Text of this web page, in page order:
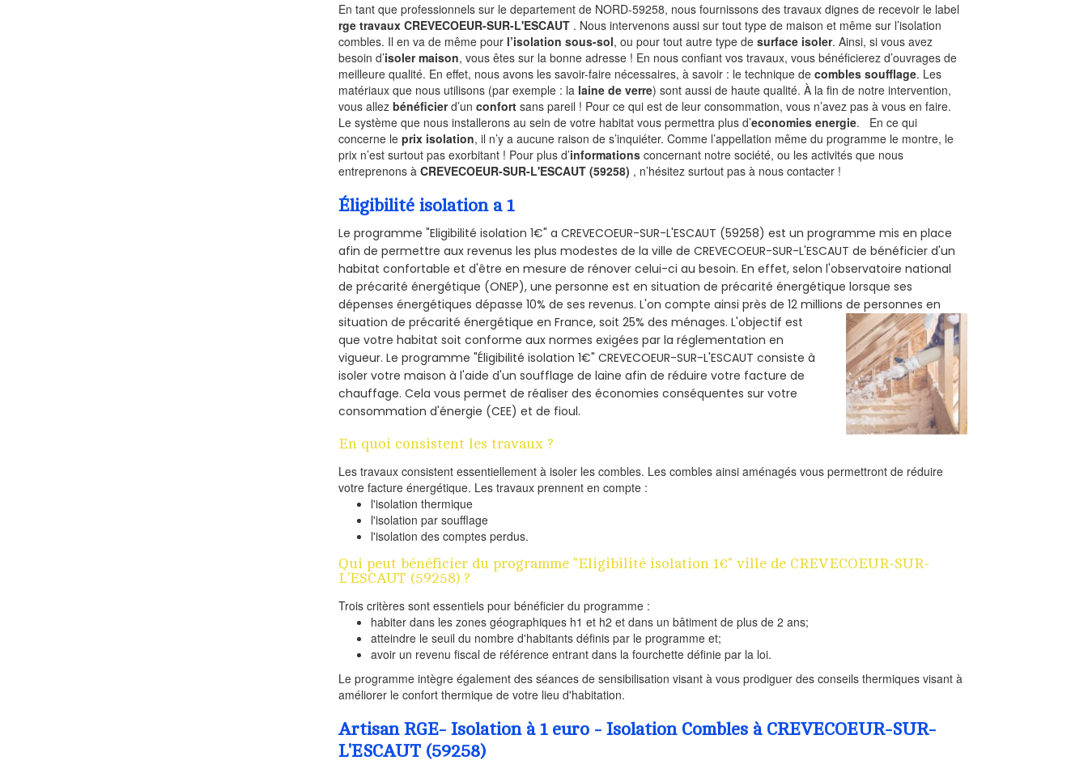
En tant que professionnels sur le departement de NORD-59258, nous fournissons des travaux dignes de recevoir le label
rge travaux CREVECOEUR-SUR-L'ESCAUT . Nous intervenons aussi sur tout type de maison et même sur l’isolation
combles. Il en va de même pour l’isolation sous-sol, ou pour tout autre type desurface isoler. Ainsi, si vous avez
besoin d’isoler maison, vous êtes sur la bonne adresse ! En nous confiant vos travaux, vous bénéficierez d’ouvrages de
meilleure qualité. En effet, nous avons les savoir-faire nécessaires, à savoir : le technique decombles soufflage. Les
matériaux que nous utilisons (par exemple : la laine de verre) sont aussi de haute qualité. À la fin de notre intervention,
vous allezbénéficierd’unconfort sans pareil ! Pour ce qui est de leur consommation, vous n’avez pas à vous en faire.
Le système que nous installerons au sein de votre habitat vous permettra plus d’economies energie. En ce qui
concerne leprix isolation, il n’y a aucune raison de s’inquiéter. Comme l’appellation même du programme le montre, le
prix n’est surtout pas exorbitant ! Pour plus d’informations concernant notre société, ou les activités que nous
entreprenons àCREVECOEUR-SUR-L'ESCAUT (59258) , n’hésitez surtout pas à nous contacter !
Éligibilité isolation a 1
Le programme "Eligibilité isolation 1€" a CREVECOEUR-SUR-L'ESCAUT (59258) est un programme mis en place
afin de permettre aux revenus les plus modestes de la ville de CREVECOEUR-SUR-L'ESCAUT de bénéficier d'un
habitat confortable et d'être en mesure de rénover celui-ci au besoin. En effet, selon l'observatoire national
de précarité énergétique (ONEP), une personne est en situation de précarité énergétique lorsque ses
dépenses énergétiques dépasse 10% de ses revenus. L'on compte ainsi près de 12 millions de personnes en
situation de précarité énergétique en France, soit 25% des ménages.L'objectif est
que votre habitat soit conforme aux normes exigées par la réglementation en
vigueur. Le programme "Éligibilité isolation 1€" CREVECOEUR-SUR-L'ESCAUT consiste à
isoler votre maison à l'aide d'un soufflage de laine afin de réduire votre facture de
chauffage. Cela vous permet de réaliser des économies conséquentes sur votre
consommation d'énergie (CEE) et de fioul.
En quoi consistent les travaux ?
Les travaux consistent essentiellement à isoler les combles. Les combles ainsi aménagés vous permettront de réduire
votre facture énergétique. Les travaux prennent en compte :
l'isolation thermique
l'isolation par soufflage
l'isolation des comptes perdus.
Qui peut bénéficier du programme "Eligibilité isolation 1€" ville de CREVECOEUR-SUR-
L'ESCAUT (59258) ?
Trois critères sont essentiels pour bénéficier du programme :
habiter dans les zones géographiques h1 et h2 et dans un bâtiment de plus de 2 ans;
atteindre le seuil du nombre d'habitants définis par le programme et;
avoir un revenu fiscal de référence entrant dans la fourchette définie par la loi.
Le programme intègre également des séances de sensibilisation visant à vous prodiguer des conseils thermiques visant à
améliorer le confort thermique de votre lieu d'habitation.
Artisan RGE- Isolation à 1 euro - Isolation Combles à CREVECOEUR-SUR-
L'ESCAUT (59258)